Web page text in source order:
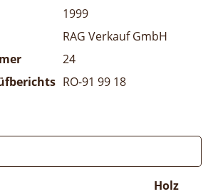
1999
RAG Verkauf GmbH
24
RO-91 99 18
Holz